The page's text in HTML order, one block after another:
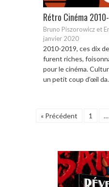
Rétro Cinéma
Bruno Piszorowicz et
janvier 2020
2010-2019, ces dix
furent riches,
pour le cinéma.
un petit coup d’œil
« Précédent 1 …